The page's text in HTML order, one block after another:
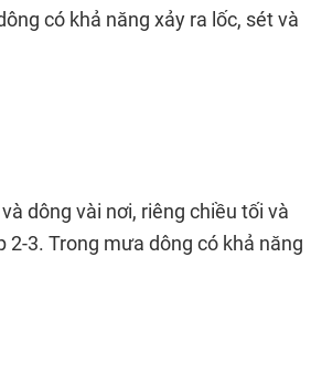
có khả năng xảy ra lốc, sét và
dông vài nơi, riêng chiều tối và
3. Trong mưa dông có khả năng